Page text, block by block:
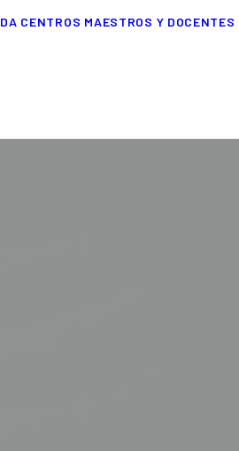
CENTROS MAESTROS Y DOCENTES